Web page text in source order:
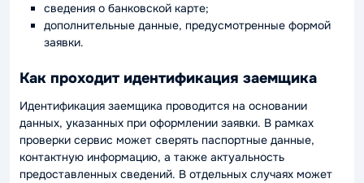
сведения о банковской карте;
дополнительные данные, предусмотренные формой
заявки.
Как проходит идентификация заемщика
Идентификация заемщика проводится на основании
данных, указанных при оформлении заявки. В рамках
проверки сервис может сверять паспортные данные,
контактную информацию, а также актуальность
предоставленных сведений. В отдельных случаях может